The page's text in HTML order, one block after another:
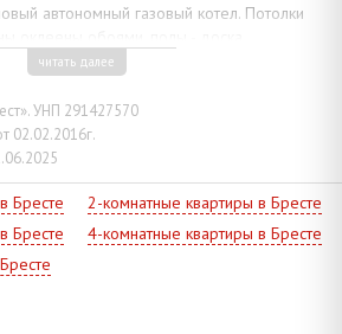
автономный газовый котел. Потолки
Заменена сантехника. Квартира
спальный гарнитуры, мебельная стенка,
В городе сохранились
и храмы различных эпох: дворцово-
Потоцких, Крестовоздвиженская
костел. Действует Высоковский
профессионально-
Дом культуры, городской рынок,
Транспортное сообщение: автобусы,
читать далее
УНП 291427570
02.02.2016г.
Бресте
2-комнатные квартиры в Бресте
Бресте
4-комнатные квартиры в Бресте